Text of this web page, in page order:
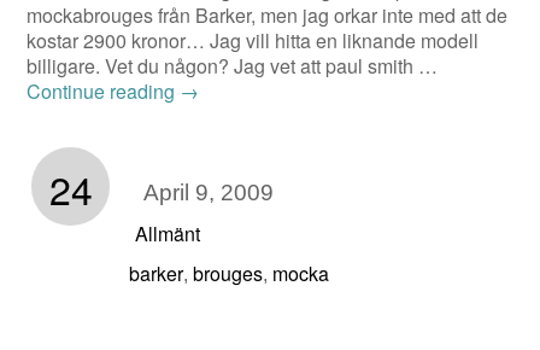
mockabrouges från Barker, men jag orkar inte med att de
kostar 2900 kronor… Jag vill hitta en liknande modell
billigare. Vet du någon? Jag vet att paul smith …
Continue reading →
24 April 9, 2009
Allmänt
barker, brouges, mocka